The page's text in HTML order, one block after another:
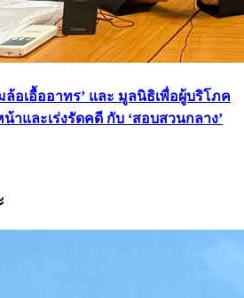
ล้อเอื้ออาทร’ และ มูลนิธิเพื่อผู้บริโภค
าและเร่งรัดคดี กับ ‘สอบสวนกลาง’